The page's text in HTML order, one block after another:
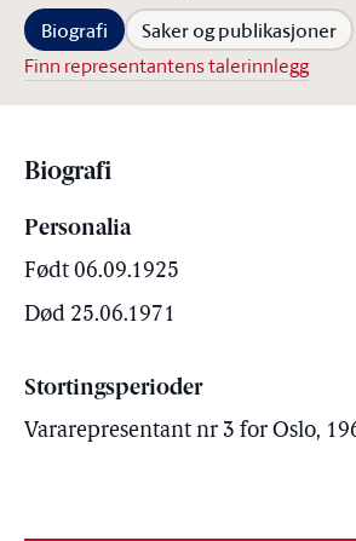
Biografi Saker og publikasjoner
Finn representantens talerinnlegg
Biografi
Personalia
Født 06.09.1925
Død 25.06.1971
Stortingsperioder
Vararepresentant nr 3 for Oslo,